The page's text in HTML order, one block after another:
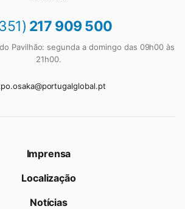
217 909 500
Pavilhão: segunda a domingo das 09h00 às
21h00.
Imprensa
Localização
Notícias